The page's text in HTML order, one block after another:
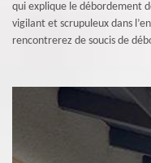
qui explique le débordement
vigilant et scrupuleux dans
rencontrerez de soucis de